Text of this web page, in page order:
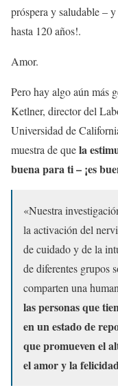
próspera y saludable –
hasta 120 años!.
Amor.
Pero hay algo aún más
Ketlner, director del
Universidad de
muestra de quela
buena para ti – ¡es
«Nuestra
la activación del
de cuidado y de la
de diferentes grupos
comparten una
las personas que
en un estado de
que promueven el
el amor y la